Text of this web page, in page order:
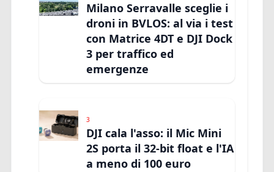
Milano Serravalle sceglie i
droni in BVLOS: al via i test
con Matrice 4DT e DJI Dock
3 per traffico ed
emergenze
3
DJI cala l'asso: il Mic Mini
2S porta il 32-bit float e l'IA
a meno di 100 euro